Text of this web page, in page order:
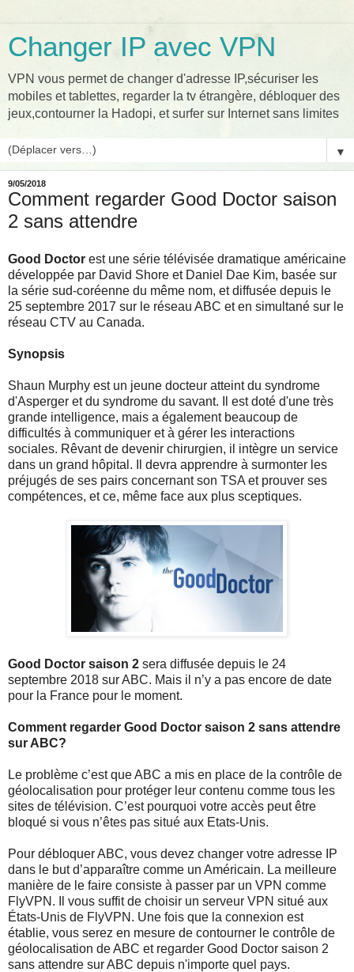
Changer IP avec VPN
VPN vous permet de changer d'adresse IP,sécuriser les
mobiles et tablettes, regarder la tv étrangère, débloquer des
jeux,contourner la Hadopi, et surfer sur Internet sans limites
▼
9/05/2018
Comment regarder Good Doctor saison
2 sans attendre
Good Doctor est une série télévisée dramatique américaine
développée par David Shore et Daniel Dae Kim, basée sur
la série sud-coréenne du même nom, et diffusée depuis le
25 septembre 2017 sur le réseau ABC et en simultané sur le
réseau CTV au Canada.
Synopsis
Shaun Murphy est un jeune docteur atteint du syndrome
d'Asperger et du syndrome du savant. Il est doté d'une très
grande intelligence, mais a également beaucoup de
difficultés à communiquer et à gérer les interactions
sociales. Rêvant de devenir chirurgien, il intègre un service
dans un grand hôpital. Il devra apprendre à surmonter les
préjugés de ses pairs concernant son TSA et prouver ses
compétences, et ce, même face aux plus sceptiques.
Good Doctor saison 2 sera diffusée depuis le 24
septembre 2018 sur ABC. Mais il n’y a pas encore de date
pour la France pour le moment.
Comment regarder Good Doctor saison 2 sans attendre
sur ABC?
Le problème c’est que ABC a mis en place de la contrôle de
géolocalisation pour protéger leur contenu comme tous les
sites de télévision. C’est pourquoi votre accès peut être
bloqué si vous n’êtes pas situé aux Etats-Unis.
Pour débloquer ABC, vous devez changer votre adresse IP
dans le but d’apparaître comme un Américain. La meilleure
manière de le faire consiste à passer par un VPN comme
FlyVPN. Il vous suffit de choisir un serveur VPN situé aux
États-Unis de FlyVPN. Une fois que la connexion est
établie, vous serez en mesure de contourner le contrôle de
géolocalisation de ABC et regarder Good Doctor saison 2
sans attendre sur ABC depuis n'importe quel pays.